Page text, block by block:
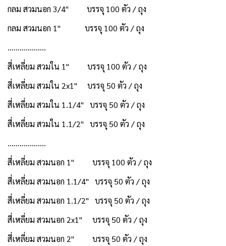
กลม สวมนอก 3/4" บรรจุ 100 ตัว / ถุง
กลม สวมนอก 1" บรรจุ 100 ตัว / ถุง
……………….
สี่เหลี่ยม สวมใน 1" บรรจุ 100 ตัว / ถุง
สี่เหลี่ยม สวมใน 2x1" บรรจุ 50 ตัว / ถุง
สี่เหลี่ยม สวมใน 1.1/4" บรรจุ 50 ตัว / ถุง
สี่เหลี่ยม สวมใน 1.1/2" บรรจุ 50 ตัว / ถุง
……………….
สี่เหลี่ยม สวมนอก 1" บรรจุ 100 ตัว / ถุง
สี่เหลี่ยม สวมนอก 1.1/4" บรรจุ 50 ตัว / ถุง
สี่เหลี่ยม สวมนอก 1.1/2" บรรจุ 50 ตัว / ถุง
สี่เหลี่ยม สวมนอก 2x1" บรรจุ 50 ตัว / ถุง
สี่เหลี่ยม สวมนอก 2" บรรจุ 50 ตัว / ถุง